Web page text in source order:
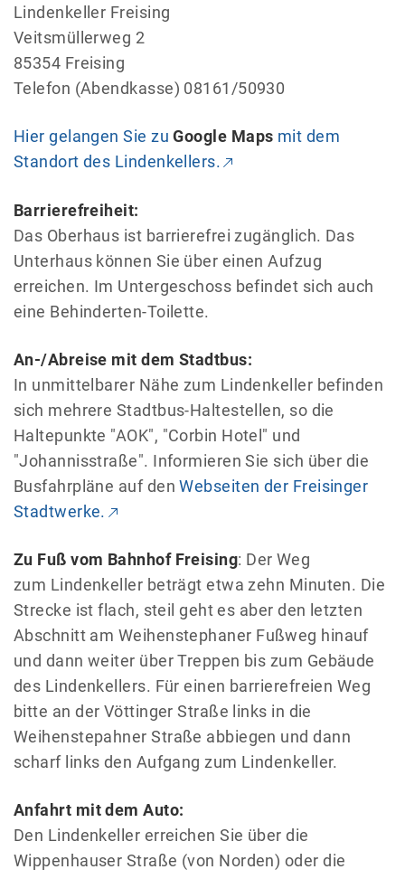
Lindenkeller Freising
Veitsmüllerweg 2
85354 Freising
Telefon (Abendkasse) 08161/50930
Hier gelangen Sie zuGoogle Maps mit dem
Standort des Lindenkellers.
Barrierefreiheit:
Das Oberhaus ist barrierefrei zugänglich. Das
Unterhaus können Sie über einen Aufzug
erreichen. Im Untergeschoss befindet sich auch
eine Behinderten-Toilette.
An-/Abreise mit dem Stadtbus:
In unmittelbarer Nähe zum Lindenkeller befinden
sich mehrere Stadtbus-Haltestellen, so die
Haltepunkte "AOK", "Corbin Hotel" und
"Johannisstraße". Informieren Sie sich über die
Busfahrpläne auf denWebseiten der Freisinger
Stadtwerke.
Zu Fuß vom Bahnhof Freising: Der Weg
zum Lindenkeller beträgt etwa zehn Minuten. Die
Strecke ist flach, steil geht es aber den letzten
Abschnitt am Weihenstephaner Fußweg hinauf
und dann weiter über Treppen bis zum Gebäude
des Lindenkellers. Für einen barrierefreien Weg
bitte an der Vöttinger Straße links in die
Weihenstepahner Straße abbiegen und dann
scharf links den Aufgang zum Lindenkeller.
Anfahrt mit dem Auto:
Den Lindenkeller erreichen Sie über die
Wippenhauser Straße (von Norden) oder die